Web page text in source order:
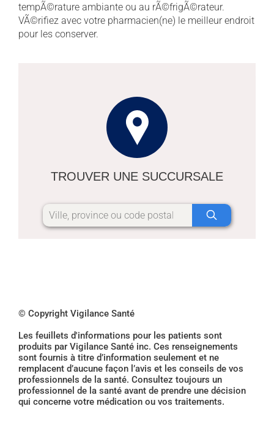
tempÃ©rature ambiante ou au rÃ©frigÃ©rateur.
VÃ©rifiez avec votre pharmacien(ne) le meilleur endroit
pour les conserver.
TROUVER UNE SUCCURSALE
© Copyright Vigilance Santé
Les feuillets d'informations pour les patients sont
produits par Vigilance Santé inc. Ces renseignements
sont fournis à titre d’information seulement et ne
remplacent d’aucune façon l’avis et les conseils de vos
professionnels de la santé. Consultez toujours un
professionnel de la santé avant de prendre une décision
qui concerne votre médication ou vos traitements.